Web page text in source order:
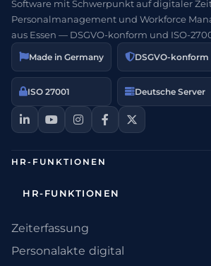
Software mit Schwerpunkt auf digitaler
Personalmanagement und Workforce
aus Essen — DSGVO-konform und ISO-
Made in Germany DSGVO-konform
ISO 27001 Deutsche Server
HR-FUNKTIONEN
HR-FUNKTIONEN
Zeiterfassung
Personalakte digital